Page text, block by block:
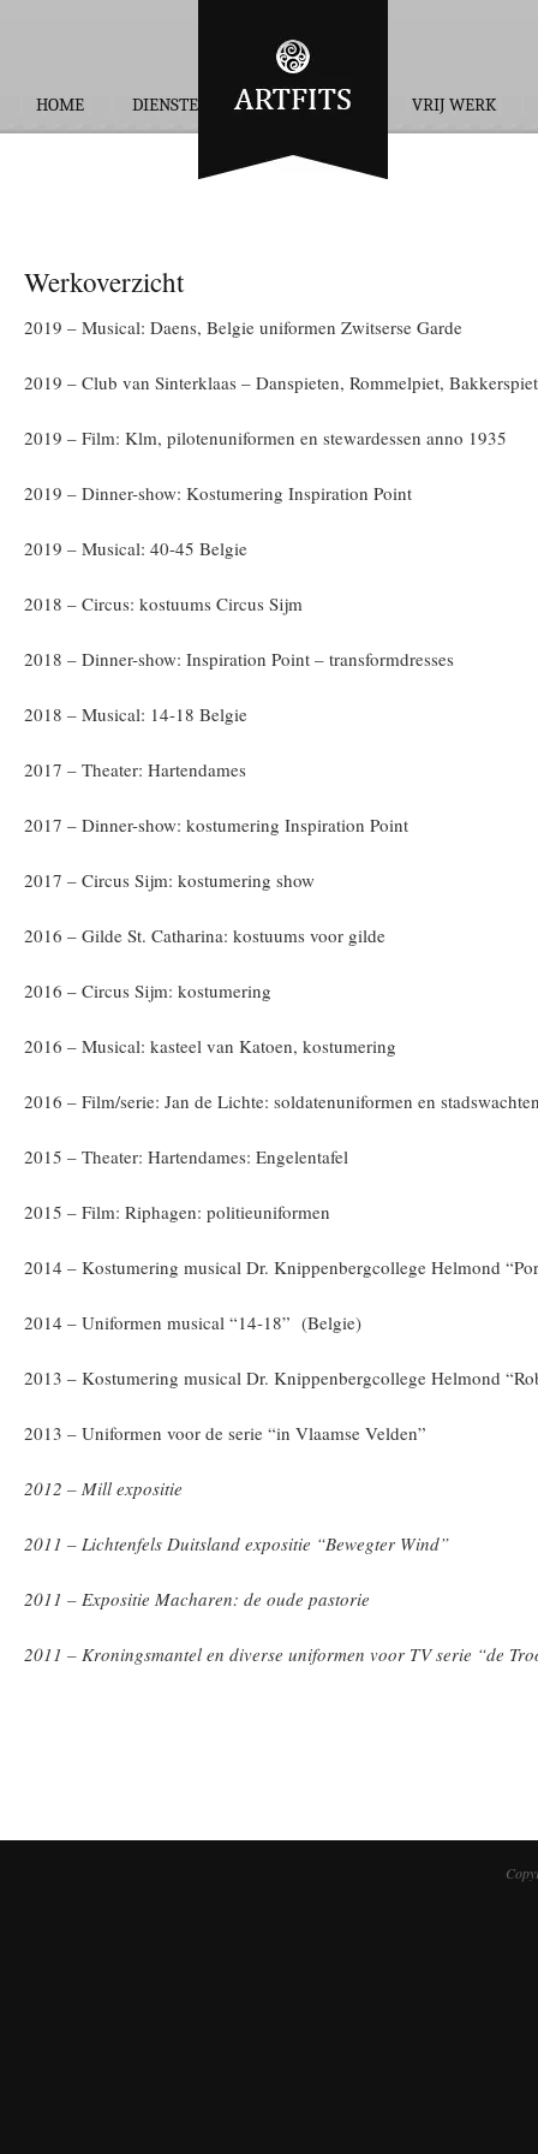
HOME DIENSTEN OPDRACHTEN VRIJ WERK
Werkoverzicht
2019 – Musical: Daens, Belgie uniformen Zwitserse Garde
2019 – Club van Sinterklaas – Danspieten, Rommelpiet, Bakkerspiet
2019 – Film: Klm, pilotenuniformen en stewardessen anno 1935
2019 – Dinner-show: Kostumering Inspiration Point
2019 – Musical: 40-45 Belgie
2018 – Circus: kostuums Circus Sijm
2018 – Dinner-show: Inspiration Point – transformdresses
2018 – Musical: 14-18 Belgie
2017 – Theater: Hartendames
2017 – Dinner-show: kostumering Inspiration Point
2017 – Circus Sijm: kostumering show
2016 – Gilde St. Catharina: kostuums voor gilde
2016 – Circus Sijm: kostumering
2016 – Musical: kasteel van Katoen, kostumering
2016 – Film/serie: Jan de Lichte: soldatenuniformen en
2015 – Theater: Hartendames: Engelentafel
2015 – Film: Riphagen: politieuniformen
2014 – Kostumering musical Dr. Knippenbergcollege Helmond
2014 – Uniformen musical “14-18” (Belgie)
2013 – Kostumering musical Dr. Knippenbergcollege Helmond
2013 – Uniformen voor de serie “in Vlaamse Velden”
2012 – Mill expositie
2011 – Lichtenfels Duitsland expositie “Bewegter Wind”
2011 – Expositie Macharen: de oude pastorie
2011 – Kroningsmantel en diverse uniformen voor TV serie “de